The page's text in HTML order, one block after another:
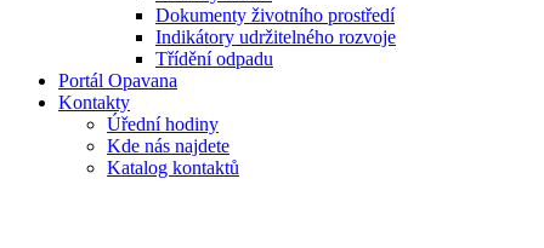
Dokumenty životního prostředí
Indikátory udržitelného rozvoje
Třídění odpadu
Portál Opavana
Kontakty
Úřední hodiny
Kde nás najdete
Katalog kontaktů